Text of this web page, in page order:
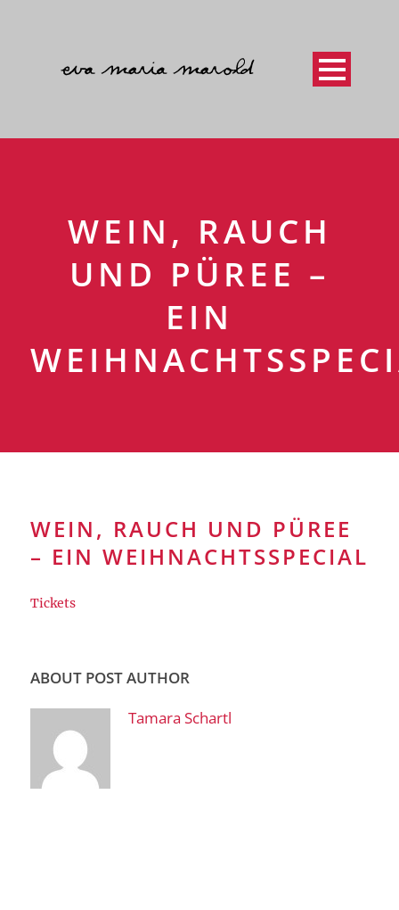
WEIN, RAUCH
UND PÜREE –
EIN
WEIN, RAUCH UND PÜREE
– EIN WEIHNACHTSSPECIAL
Tickets
ABOUT POST AUTHOR
Tamara Schartl